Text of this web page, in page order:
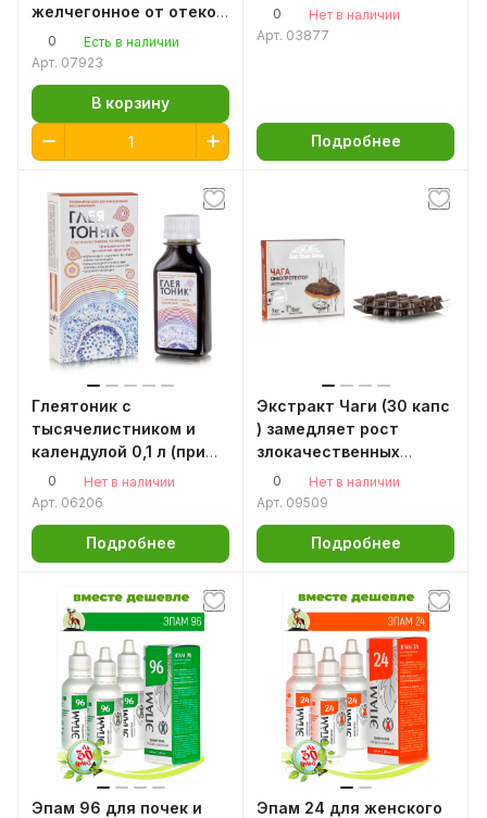
желчегонное от отеков,
запоров, застоя желчи
0
Есть в наличии
Арт. 07923
В корзину
0
Нет в наличии
Арт. 03877
Подробнее
Глеятоник с
тысячелистником и
календулой 0,1 л (при
язвенных нарушениях).
0
Нет в наличии
Арт. 06206
Подробнее
Экстракт Чаги (30 капс
) замедляет рост
злокачественных
опухолей
0
Нет в наличии
Арт. 09509
Подробнее
Эпам 96 для почек и
Эпам 24 для женского